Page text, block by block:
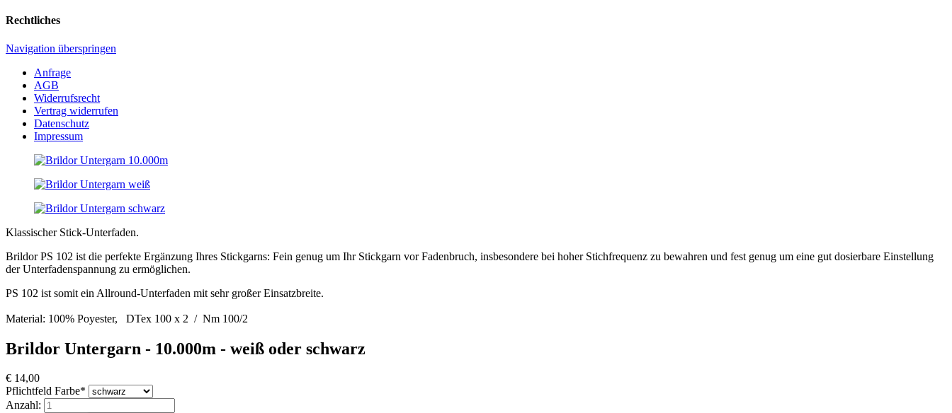
Rechtliches
Navigation überspringen
Anfrage
AGB
Widerrufsrecht
Vertrag widerrufen
Datenschutz
Impressum
Klassischer Stick-Unterfaden.
Brildor PS 102 ist die perfekte Ergänzung Ihres Stickgarns: Fein genug um Ihr Stickgarn vor Fadenbruch, insbesondere bei hoher Stichfrequenz zu bewahren und fest genug um eine gut dosierbare Einstellung
der Unterfadenspannung zu ermöglichen.
PS 102 ist somit ein Allround-Unterfaden mit sehr großer Einsatzbreite.
Material: 100% Poyester, DTex 100 x 2 / Nm 100/2
Brildor Untergarn - 10.000m - weiß oder schwarz
€ 14,00
Pflichtfeld Farbe*
Anzahl: